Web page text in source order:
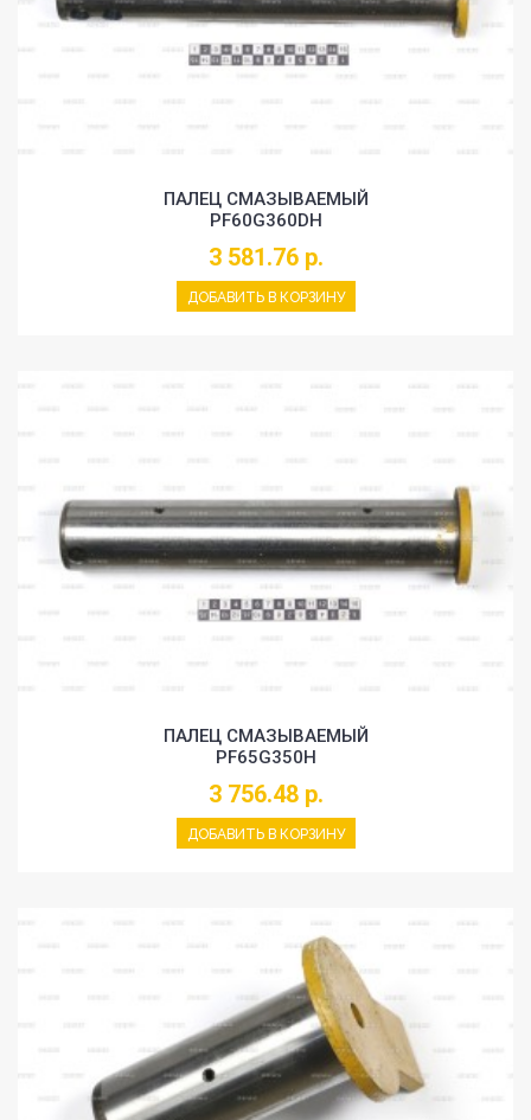
ПАЛЕЦ СМАЗЫВАЕМЫЙ
PF60G360DH
3 581.76 р.
ДОБАВИТЬ В КОРЗИНУ
ПАЛЕЦ СМАЗЫВАЕМЫЙ
PF65G350H
3 756.48 р.
ДОБАВИТЬ В КОРЗИНУ